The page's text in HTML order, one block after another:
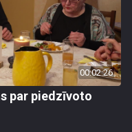
00:02:26
par piedzīvoto